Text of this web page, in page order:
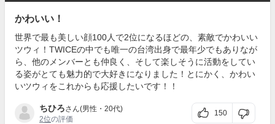
かわいい！
世界で最も美しい顔100人で2位になるほどの、素敵でかわいい
ツウィ！TWICEの中でも唯一の台湾出身で最年少でもありなが
ら、他のメンバーとも仲良く、そして楽しそうに活動をしてい
る姿がとても魅力的で大好きになりました！とにかく、かわい
いツウィをこれからも応援したいです！！
ちひろさん(男性・20代)
2位の評価
150